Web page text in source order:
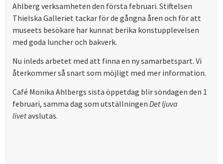
Ahlberg verksamheten den första februari. Stiftelsen
Thielska Galleriet tackar för de gångna åren och för att
museets besökare har kunnat berika konstupplevelsen
med goda luncher och bakverk.
Nu inleds arbetet med att finna en ny samarbetspart. Vi
återkommer så snart som möjligt med mer information.
Café Monika Ahlbergs sista öppetdag blir söndagen den 1
februari, samma dag som utställningen Det ljuva
livetavslutas.